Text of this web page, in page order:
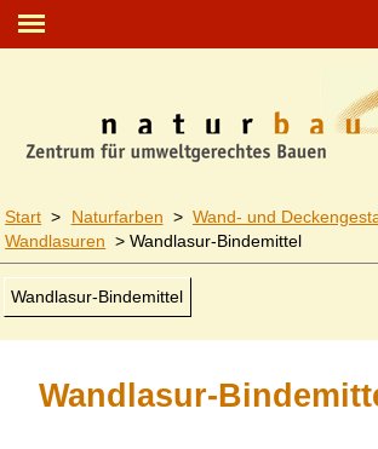
Start > Naturfarben > Wand- und
Wandlasuren > Wandlasur-Bindemittel
Wandlasur-Bindemittel
Wandlasur-